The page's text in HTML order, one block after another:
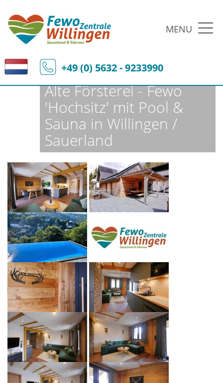
MENU
+49 (0) 5632 - 9233990
Fewo-Zentrale Willingen Ferienobjekte Fewo-Details
Alte Försterei - Fewo
'Hochsitz' mit Pool &
Sauna in Willingen /
Sauerland